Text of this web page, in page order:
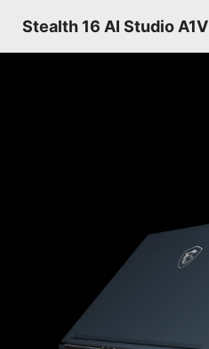
Stealth 16 AI Studio A1V